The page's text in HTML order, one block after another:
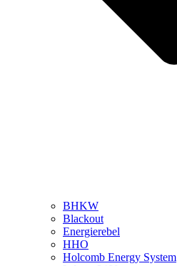
BHKW
Blackout
Energierebel
HHO
Holcomb Energy System